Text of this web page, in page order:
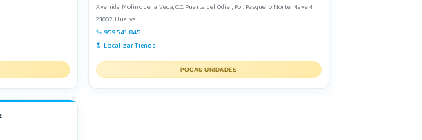
Avenida Molino de la Vega, C.C. Puerta del Odiel, Pol. Pesquero Norte, Nave 4
21002, Huelva
959 541 845
Localizar Tienda
POCAS UNIDADES